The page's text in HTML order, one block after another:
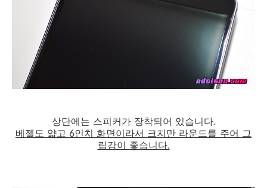
상단에는 스피커가 장착되어 있습니다.
베젤도 얇고 6인치 화면이라서 크지만 라운드를 주어 그
립감이 좋습니다.